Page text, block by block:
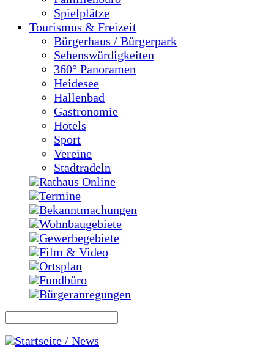
Spielplätze
Tourismus & Freizeit
Bürgerhaus / Bürgerpark
Sehenswürdigkeiten
360° Panoramen
Heidesee
Hallenbad
Gastronomie
Hotels
Sport
Vereine
Stadtradeln
Rathaus Online
Termine
Bekanntmachungen
Wohnbaugebiete
Gewerbegebiete
Film & Video
Ortsplan
Fundbüro
Bürgeranregungen
Startseite / News